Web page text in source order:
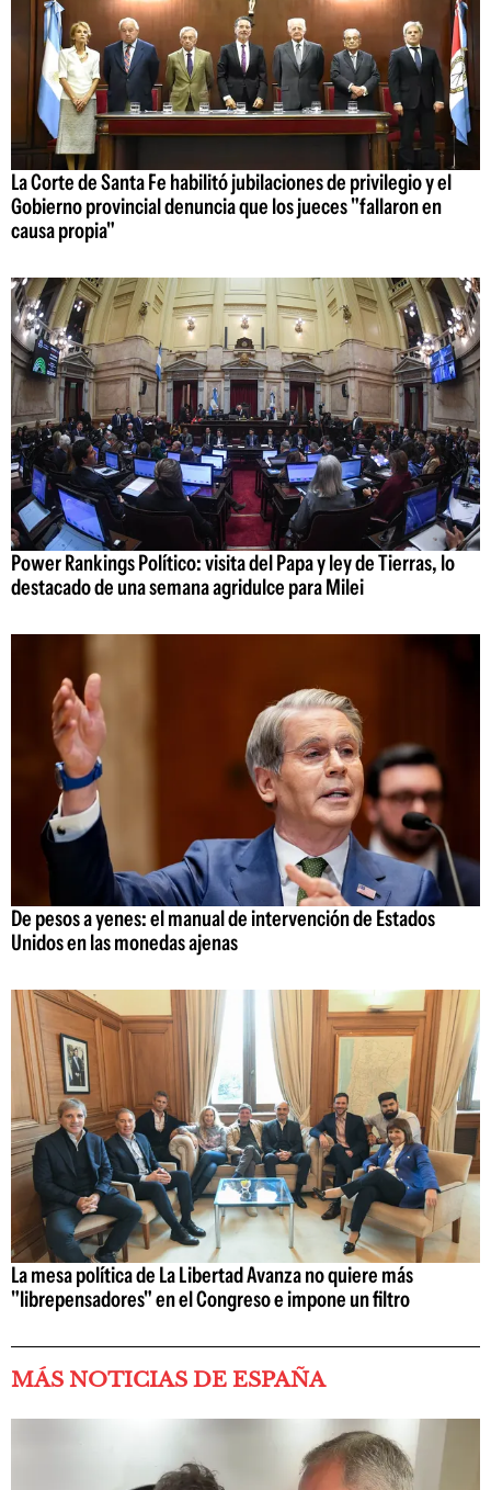
La Corte de Santa Fe habilitó jubilaciones de privilegio y el
Gobierno provincial denuncia que los jueces "fallaron en
causa propia"
Power Rankings Político: visita del Papa y ley de Tierras, lo
destacado de una semana agridulce para Milei
De pesos a yenes: el manual de intervención de Estados
Unidos en las monedas ajenas
La mesa política de La Libertad Avanza no quiere más
"librepensadores" en el Congreso e impone un filtro
MÁS NOTICIAS DE ESPAÑA